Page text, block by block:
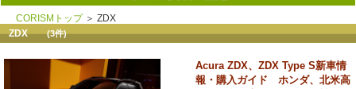
CORISMトップ＞ ZDX
ZDX(3件)
Acura ZDX、ZDX Type S新車情
報・購入ガイド ホンダ、北米高